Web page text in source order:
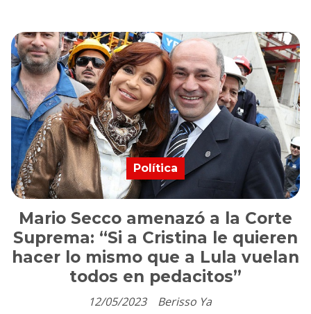
Mario Secco amenazó a la Corte
Suprema: “Si a Cristina le quieren
hacer lo mismo que a Lula vuelan
todos en pedacitos”
Berisso Ya
Política
12/05/2023